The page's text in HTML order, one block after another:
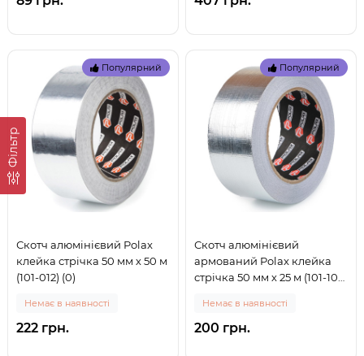
Фільтр
Популярний
Скотч алюмінієвий Polax
клейка стрічка 50 мм х 50 м
(101-012) (0)
Немає в наявності
222 грн.
Популярний
Скотч алюмінієвий
армований Polax клейка
стрічка 50 мм х 25 м (101-107)
Немає в наявності
200 грн.